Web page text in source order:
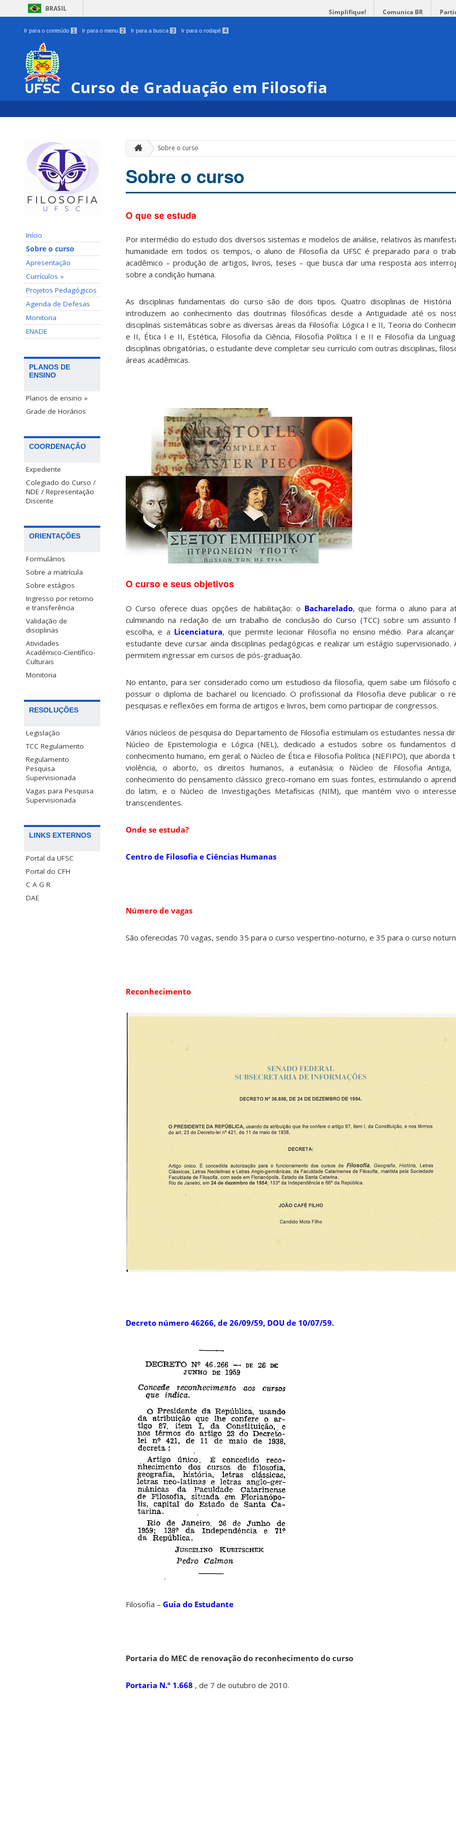
BRASIL Simplifique! Comunica BR
Ir para o conteúdo 1 Ir para o menu 2 Ir para a busca 3 Ir para o rodapé 4
Curso de Graduação em Filosofia
Início
Sobre o curso
Apresentação
Currículos »
Projetos Pedagógicos
Agenda de Defesas
Monitoria
ENADE
PLANOS DE
ENSINO
Planos de ensino »
Grade de Horários
COORDENAÇÃO
Expediente
Colegiado do Curso /
NDE / Representação
Discente
ORIENTAÇÕES
Formulários
Sobre a matrícula
Sobre estágios
Ingresso por retorno
e transferência
Validação de
disciplinas
Atividades
Acadêmico-Científico-
Culturais
Monitoria
RESOLUÇÕES
Legislação
TCC Regulamento
Regulamento
Pesquisa
Supervisionada
Vagas para Pesquisa
Supervisionada
LINKS EXTERNOS
Portal da UFSC
Portal do CFH
C A G R
DAE
Sobre o curso
Sobre o curso
O que se estuda
Por intermédio do estudo dos diversos sistemas e modelos de análise, relativos às
humanidade em todos os tempos, o aluno de Filosofia da UFSC é preparado para o
acadêmico – produção de artigos, livros, teses – que busca dar uma resposta aos
sobre a condição humana.
As disciplinas fundamentais do curso são de dois tipos. Quatro disciplinas de História
introduzem ao conhecimento das doutrinas filosóficas desde a Antiguidade até os
disciplinas sistemáticas sobre as diversas áreas da Filosofia: Lógica I e II, Teoria do
e II, Ética I e II, Estética, Filosofia da Ciência, Filosofia Política I e II e Filosofia da
disciplinas obrigatórias, o estudante deve completar seu currículo com outras disciplinas,
áreas acadêmicas.
O curso e seus objetivos
O Curso oferece duas opções de habilitação: o Bacharelado, que forma o aluno para
culminando na redação de um trabalho de conclusão do Curso (TCC) sobre um
escolha, e a Licenciatura, que permite lecionar Filosofia no ensino médio. Para
estudante deve cursar ainda disciplinas pedagógicas e realizar um estágio supervisionado.
permitem ingressar em cursos de pós-graduação.
No entanto, para ser considerado como um estudioso da filosofia, quem sabe um filósofo
possuir o diploma de bacharel ou licenciado. O profissional da Filosofia deve publicar o
pesquisas e reflexões em forma de artigos e livros, bem como participar de congressos.
Vários núcleos de pesquisa do Departamento de Filosofia estimulam os estudantes nessa
Núcleo de Epistemologia e Lógica (NEL), dedicado a estudos sobre os fundamentos
conhecimento humano, em geral; o Núcleo de Ética e Filosofia Política (NEFIPO), que aborda
violência, o aborto, os direitos humanos, a eutanásia; o Núcleo de Filosofia
conhecimento do pensamento clássico greco-romano em suas fontes, estimulando o
do latim, e o Núcleo de Investigações Metafísicas (NIM), que mantém vivo o
transcendentes.
Onde se estuda?
Centro de Filosofia e Ciências Humanas
Número de vagas
São oferecidas 70 vagas, sendo 35 para o curso vespertino-noturno, e 35 para o curso
Reconhecimento
Decreto número 46266, de 26/09/59, DOU de 10/07/59.
Filosofia – Guia do Estudante
Portaria do MEC de renovação do reconhecimento do curso
Portaria N.º 1.668 , de 7 de outubro de 2010.